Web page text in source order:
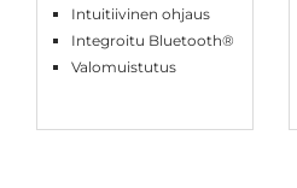
Intuitiivinen ohjaus
Integroitu Bluetooth®
Valomuistutus